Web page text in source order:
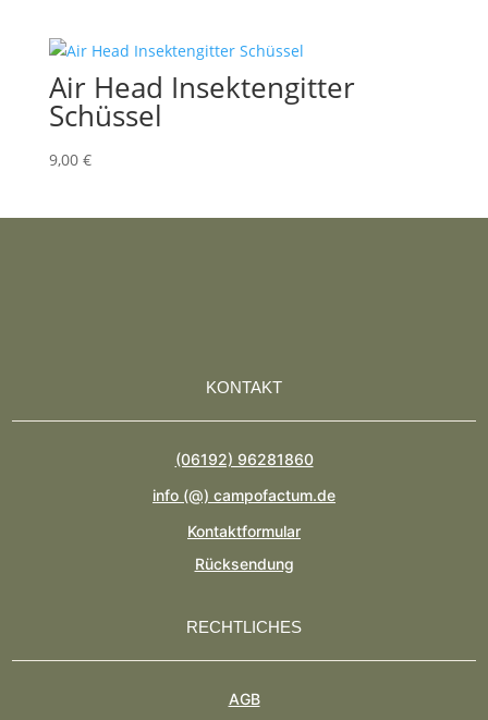
Air Head Insektengitter
Schüssel
9,00 €
KONTAKT
(06192) 96281860
info (@) campofactum.de
Kontaktformular
Rücksendung
RECHTLICHES
AGB